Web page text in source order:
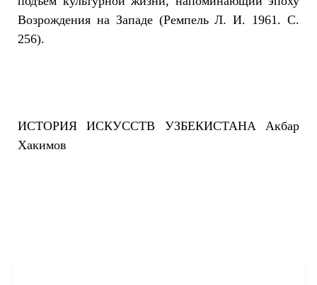
Возрождения на Западе (Ремпель Л. И. 1961. С.
256).
ИСТОРИЯ ИСКУССТВ УЗБЕКИСТАНА Акбар
Хакимов